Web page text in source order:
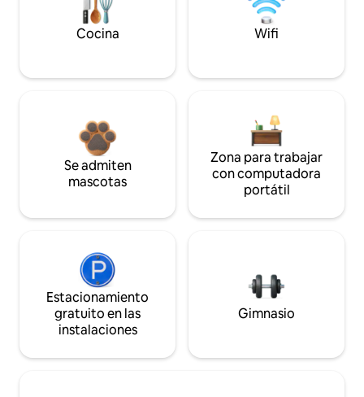
Cocina Wifi
Se admiten
mascotas
Zona para trabajar
con computadora
portátil
Estacionamiento
gratuito en las
instalaciones
Gimnasio